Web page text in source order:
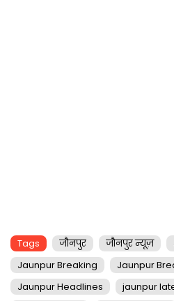
Tags जौनपुर जौनपुर न्यूज़
Jaunpur Breaking
Jaunpur
Jaunpur Headlines
jaunpur